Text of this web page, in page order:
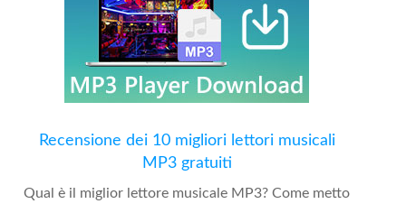
Recensione dei 10 migliori lettori musicali
MP3 gratuiti
Qual è il miglior lettore musicale MP3? Come metto